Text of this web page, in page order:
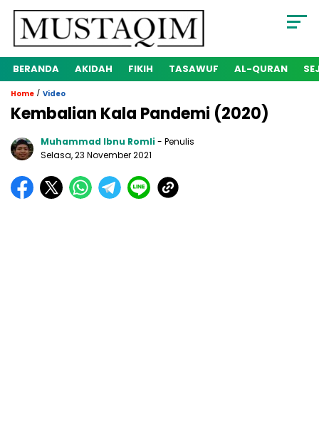
BERANDA AKIDAH FIKIH TASAWUF AL-QURAN
Home / Video
Kembalian Kala Pandemi (2020)
Muhammad Ibnu Romli- Penulis
Selasa, 23 November 2021